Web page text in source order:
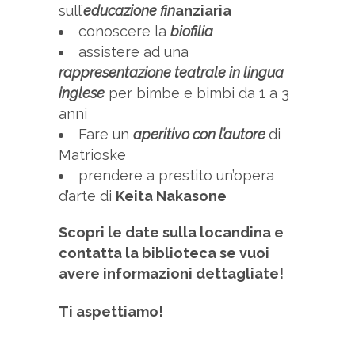
sull’educazione finanziaria
conoscere la biofilia
assistere ad una
rappresentazione teatrale in lingua
inglese per bimbe e bimbi da 1 a 3
anni
Fare un aperitivo con l’autoredi
Matrioske
prendere a prestito un’opera
d’arte di Keita Nakasone
Scopri le date sulla locandina e
contatta la biblioteca se vuoi
avere informazioni dettagliate!
Ti aspettiamo!